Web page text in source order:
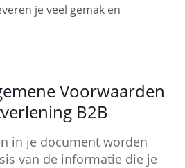
je veel gemak en
Voorwaarden
B2B
in je document worden
van de informatie die je